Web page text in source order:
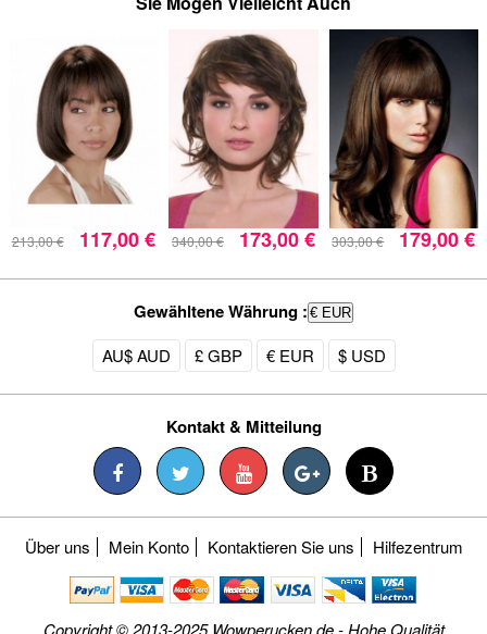
213,00 € 117,00 € 340,00 € 173,00 € 303,00 € 179,00 €
Gewähltene Währung : € EUR
AU$ AUD £ GBP € EUR $ USD
Kontakt & Mitteilung
Über uns Mein Konto Kontaktieren Sie uns Hilfezentrum
Copyright © 2013-2025 Wowperucken.de - Hohe Qualität